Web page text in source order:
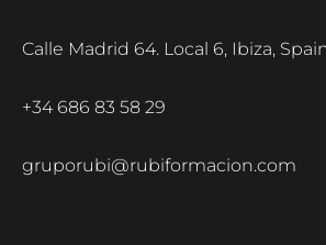
Calle Madrid 64. Local 6, Ibiza,
+34 686 83 58 29
gruporubi@rubiformacion.com